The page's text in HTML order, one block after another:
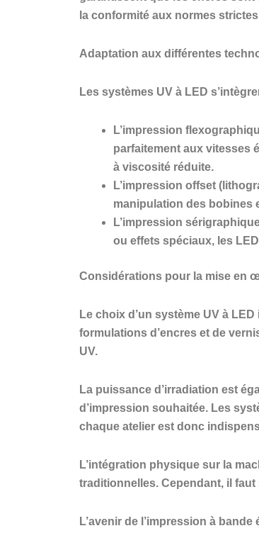
la conformité aux normes
Adaptation aux différentes
Les systèmes UV à LED
L’impression
parfaitement aux vitesses
à viscosité réduite.
L’impression offset
manipulation des bobines
L’impression
ou effets spéciaux, les
Considérations pour la mise en
Le choix d’un système UV à
formulations d’encres et de
UV.
La puissance d’irradiation est
d’impression souhaitée. Les
chaque atelier est donc
L’intégration physique sur la
traditionnelles. Cependant, il
L’avenir de l’impression à